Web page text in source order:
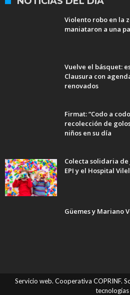
Violento robo en la
maniataron a una
Vuelve el básquet:
Clausura con
renovados
Firmat: “Codo a
recolección de
niños en su día
Colecta solidaria
EPI y el Hospital
Güemes y Mariano
Servicio web. Cooperativa COPRINF.
tecnologías